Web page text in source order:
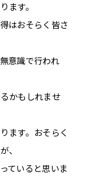
ます。
はおそらく皆さ
意識で行われ
かもしれませ
ます。おそらく
、
ていると思いま